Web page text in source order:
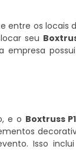
entre os locais
seu
e o Boxtruss
Isso